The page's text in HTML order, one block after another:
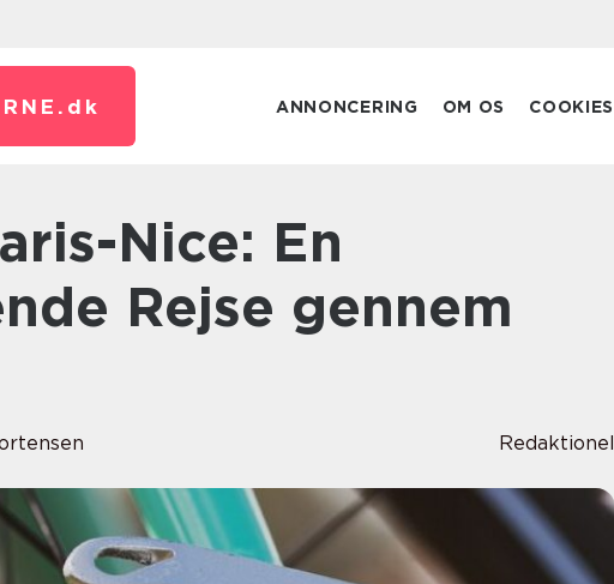
dk ANNONCERING OM OS COOKIES
Rejse gennem
Redaktionel